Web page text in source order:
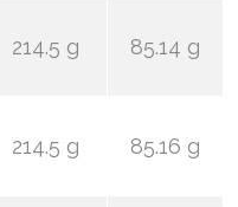
214.5 g 85.14 g
214.5 g 85.16 g